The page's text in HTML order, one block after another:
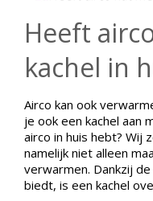
Heeft
kachel in
Airco kan ook
je ook een kachel aan
airco in huis hebt? Wij
namelijk niet alleen
verwarmen. Dankzij
biedt, is een kachel